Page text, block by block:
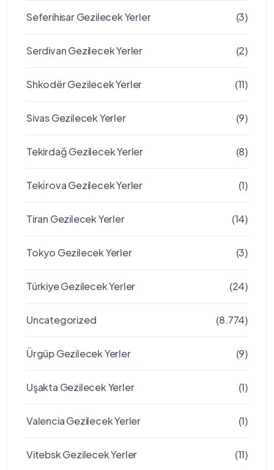
Seferihisar Gezilecek Yerler (3)
Serdivan Gezilecek Yerler (2)
Shkodër Gezilecek Yerler (11)
Sivas Gezilecek Yerler (9)
Tekirdağ Gezilecek Yerler (8)
Teki̇rova Gezilecek Yerler (1)
Tiran Gezilecek Yerler (14)
Tokyo Gezilecek Yerler (3)
Türkiye Gezilecek Yerler (24)
Uncategorized (8.774)
Ürgüp Gezilecek Yerler (9)
Uşakta Gezilecek Yerler (1)
Valencia Gezilecek Yerler (1)
Vitebsk Gezilecek Yerler (11)